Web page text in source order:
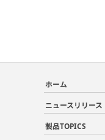
ホーム
ニュースリリース
製品TOPICS